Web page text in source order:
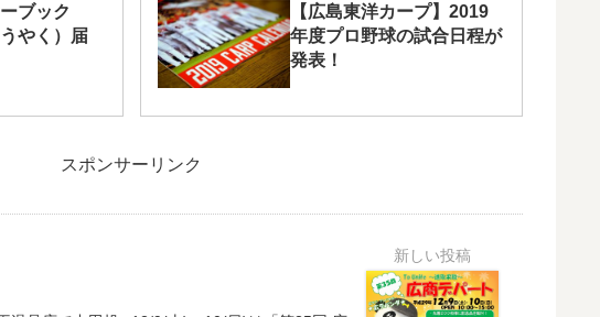
ブック
やく）届
【広島東洋カープ】2019
年度プロ野球の試合日程が
発表！
スポンサーリンク